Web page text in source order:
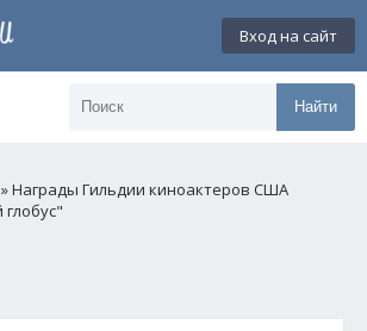
Вход на сайт
Найти
» Награды Гильдии киноактеров США